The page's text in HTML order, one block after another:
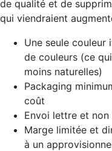
de qualité et de
qui viendraient
Une seule couleur
de couleurs (ce
moins naturelles)
Packaging
coût
Envoi lettre et non
Marge limitée et
à un